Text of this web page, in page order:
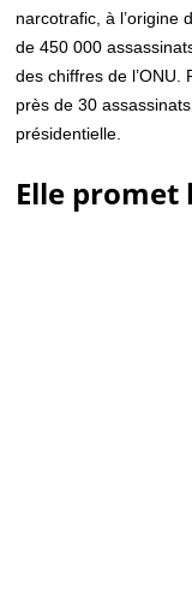
narcotrafic, à l’origine
de 450 000
des chiffres de
près de 30
présidentielle.
Elle promet